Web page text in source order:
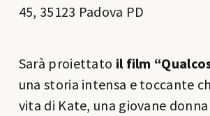
45, 35123 Padova PD
Sarà proiettato il film
una storia intensa e toccante
vita di Kate, una giovane